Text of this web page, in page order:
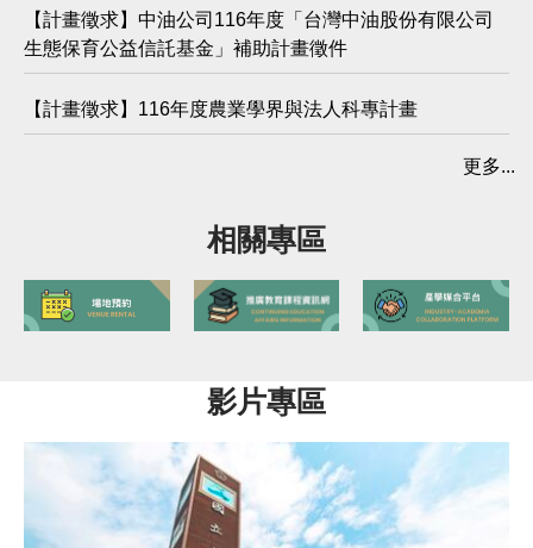
【計畫徵求】中油公司116年度「台灣中油股份有限公司
生態保育公益信託基金」補助計畫徵件
【計畫徵求】116年度農業學界與法人科專計畫
更多...
相關專區
影片專區